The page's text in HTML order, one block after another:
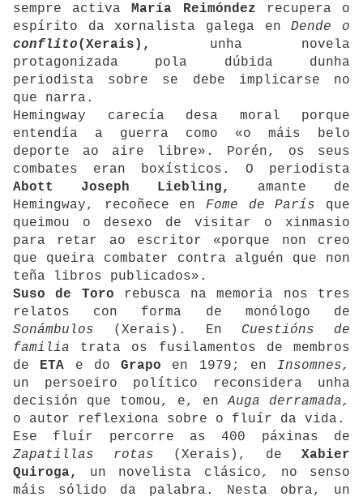
sempre activaMaría Reimóndez recupera o
espírito da xornalista galega en Dende o
conflito(Xerais),
unha novela
protagonizada pola dúbida dunha
periodista sobre se debe implicarse no
que narra.
Hemingway carecía desa moral porque
entendía a guerra como «o máis belo
deporte ao aire libre». Porén, os seus
combates eran boxísticos. O periodista
Abott Joseph Liebling,
amante de
Hemingway, recoñece en Fome de París que
queimou o desexo de visitar o xinmasio
para retar ao escritor «porque non creo
que queira combater contra alguén que non
teña libros publicados».
Suso de Toro rebusca na memoria nos tres
relatos con forma de monólogo de
Sonámbulos (Xerais). En Cuestións de
familia trata os fusilamentos de membros
de ETA e do Grapo en 1979; en Insomnes,
un persoeiro político reconsidera unha
decisión que tomou, e, enAuga derramada,
o autor reflexiona sobre o fluír da vida.
Ese fluír percorre as 400 páxinas de
Zapatillas rotas (Xerais), de Xabier
Quiroga,
un novelista clásico, no senso
máis sólido da palabra. Nesta obra, un